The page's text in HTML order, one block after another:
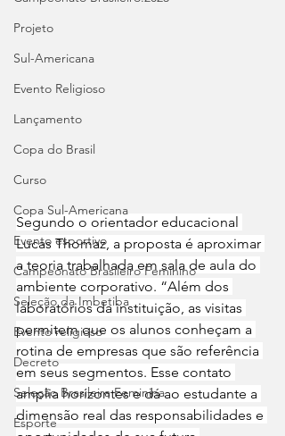
Projeto
Sul-Americana
Evento Religioso
Lançamento
Copa do Brasil
Curso
Copa Sul-Americana
Evento esportivo
Campeonato Brasileiro Feminino
Seleção da Imbetiba
Evento religioso
Decreto
Seleção Brasileira Feminina
Esporte
Segundo o orientador educacional
Lucas Thomaz, a proposta é aproximar
a teoria trabalhada em sala de aula do
ambiente corporativo. “Além dos
laboratórios da instituição, as visitas
permitem que os alunos conheçam a
rotina de empresas que são referência
em seus segmentos. Esse contato
amplia horizontes e dá ao estudante a
dimensão real das responsabilidades e